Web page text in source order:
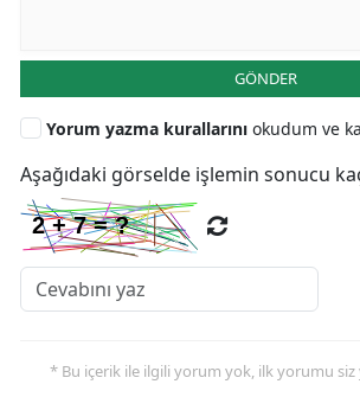
GÖNDER
Yorum yazma kurallarını okudum ve
Aşağıdaki görselde işlemin sonucu
* Bu içerik ile ilgili yorum yok, ilk yorumu siz